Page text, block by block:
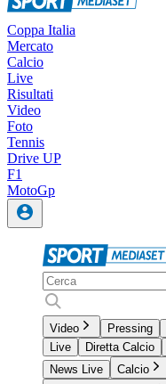
Coppa Italia
Mercato
Calcio
Live
Risultati
Video
Foto
Tennis
Drive UP
F1
MotoGp
Video Pressing
Live
Diretta Calcio
News Live
Calcio